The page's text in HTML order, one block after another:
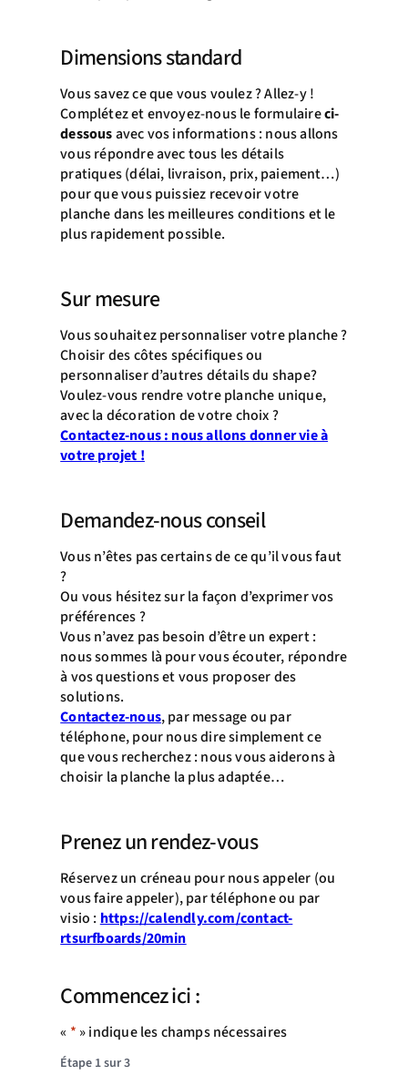
Dimensions standard
Vous savez ce que vous voulez ? Allez-y !
Complétez et envoyez-nous le formulaireci-
dessousavec vos informations : nous allons
vous répondre avec tous les détails
pratiques (délai, livraison, prix, paiement…)
pour que vous puissiez recevoir votre
planche dans les meilleures conditions et le
plus rapidement possible.
Sur mesure
Vous souhaitez personnaliser votre planche ?
Choisir des côtes spécifiques ou
personnaliser d’autres détails du shape?
Voulez-vous rendre votre planche unique,
avec la décoration de votre choix ?
Contactez-nous : nous allons donner vie à
votre projet !
Demandez-nous conseil
Vous n’êtes pas certains de ce qu’il vous faut
?
Ou vous hésitez sur la façon d’exprimer vos
préférences ?
Vous n’avez pas besoin d’être un expert :
nous sommes là pour vous écouter, répondre
à vos questions et vous proposer des
solutions.
Contactez-nous, par message ou par
téléphone, pour nous dire simplement ce
que vous recherchez : nous vous aiderons à
choisir la planche la plus adaptée…
Prenez un rendez-vous
Réservez un créneau pour nous appeler (ou
vous faire appeler), par téléphone ou par
visio : https://calendly.com/contact-
rtsurfboards/20min
Commencez ici :
« * » indique les champs nécessaires
Étape 1sur3